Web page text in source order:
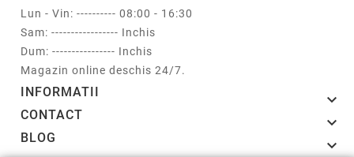
Lun - Vin: ---------- 08:00 - 16:30
Sam: ----------------- Inchis
Dum: ---------------- Inchis
Magazin online deschis 24/7.
INFORMATII 
CONTACT 
BLOG 